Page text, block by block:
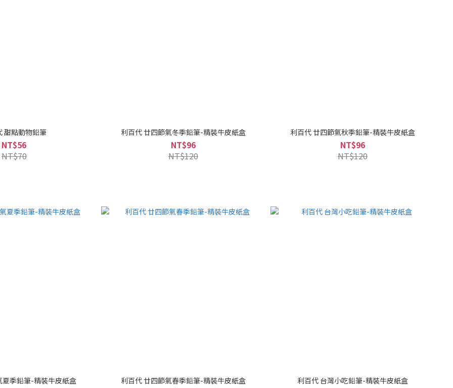
甜點動物鉛筆
NT$56
NT$70
利百代 廿四節氣冬季鉛筆-精裝牛皮紙盒
NT$96
NT$120
利百代 廿四節氣秋季鉛筆-精裝牛皮紙盒
NT$96
NT$120
夏季鉛筆-精裝牛皮紙盒 利百代 廿四節氣春季鉛筆-精裝牛皮紙盒 利百代 台灣小吃鉛筆-精裝牛皮紙盒